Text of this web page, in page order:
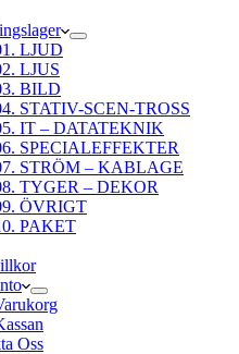
LJUD
LJUS
BILD
STATIV-SCEN-TROSS
IT – DATATEKNIK
SPECIALEFFEKTER
STRÖM – KABLAGE
TYGER – DEKOR
ÖVRIGT
PAKET
Oss